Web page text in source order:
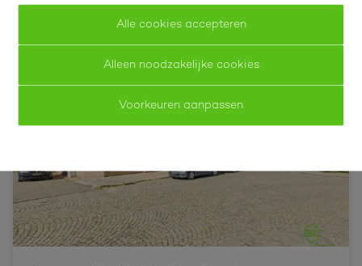
Alle cookies accepteren
Alleen noodzakelijke cookies
Voorkeuren aanpassen